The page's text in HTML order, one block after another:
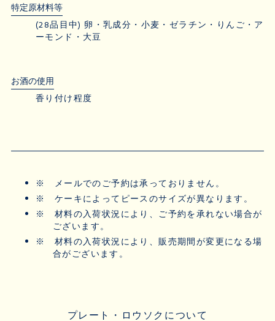
特定原材料等
(28品目中) 卵・乳成分・小麦・ゼラチン・りんご・ア
ーモンド・大豆
お酒の使用
香り付け程度
※ メールでのご予約は承っておりません。
※ ケーキによってピースのサイズが異なります。
※ 材料の入荷状況により、ご予約を承れない場合が
ございます。
※ 材料の入荷状況により、販売期間が変更になる場
合がございます。
プレート・ロウソクについて